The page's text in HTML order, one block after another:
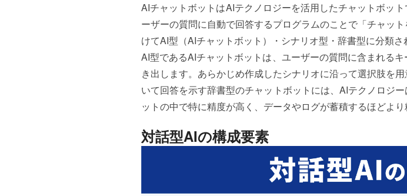
AIチャットボットはAIテクノロジーを活用したチャットボッ
ーザーの質問に自動で回答するプログラムのことで「チャッ
けてAI型（AIチャットボット）・シナリオ型・辞書型に分類さ
AI型であるAIチャットボットは、ユーザーの質問に含まれる
き出します。あらかじめ作成したシナリオに沿って選択肢を
いて回答を示す辞書型のチャットボットには、AIテクノロジ
ットの中で特に精度が高く、データやログが蓄積するほどより
対話型AIの構成要素